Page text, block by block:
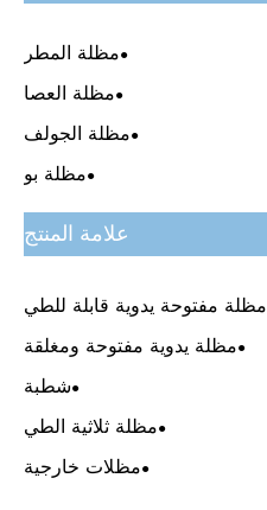
مظلة المطر
مظلة العصا
مظلة الجولف
مظلة بو
علامة المنتج
مظلة مفتوحة يدوية قابلة للطي
مظلة يدوية مفتوحة ومغلقة
شطبة
مظلة ثلاثية الطي
مظلات خارجية